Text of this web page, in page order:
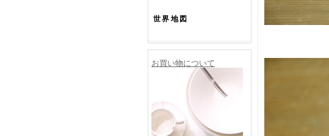
世界地図
お買い物について